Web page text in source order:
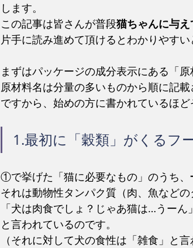
します。
この記事は皆さんが普段猫ちゃんに与
片手に読み進めて頂けるとわかりやすい
まずはパッケージの成分表示にある「原
原材料名は分量の多いものから順に記載
ですから、始めの方に書かれているほ
1.最初に「穀類」がくるフ
①で挙げた「猫に必要なもの」のうち、
それは動物性タンパク質（肉、魚などの
「犬は肉食でしょ？じゃあ猫は…うーん
と言われているのです。
（それに対して犬の食性は「雑食」と言